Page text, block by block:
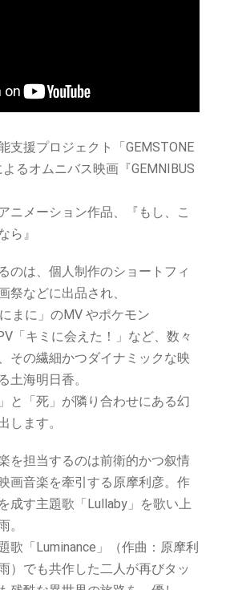
支援プロジェクト「GEMSTONE
るオムニバス映画『GEMNIBUS
ニメーション作品、『もし、こ
ら』
のは、個人制作のショートフィ
祭などに出品され、
まに」のMV やポケモン
「キミに会えた！」など、数々
その繊細かつダイナミックな映
土海明日香。
と「死」が隣り合わせにある幻
します。
を担当するのは前衛的かつ叙情
画音楽を牽引する原摩利彦。作
成す主題歌「Lullaby」を歌い上
。
歌「Luminance」（作曲：原摩利
）でも共作した二人が再びタッ